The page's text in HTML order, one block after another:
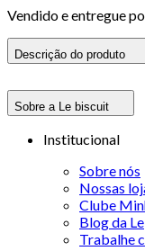
Vendido e entregue
Descrição do produto
Sobre a Le biscuit
Institucional
Sobre nós
Nossas
Clube
Blog da Le
Trabalhe